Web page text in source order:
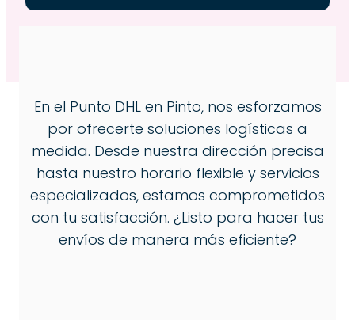
En el Punto DHL en Pinto, nos esforzamos
por ofrecerte soluciones logísticas a
medida. Desde nuestra dirección precisa
hasta nuestro horario flexible y servicios
especializados, estamos comprometidos
con tu satisfacción. ¿Listo para hacer tus
envíos de manera más eficiente?